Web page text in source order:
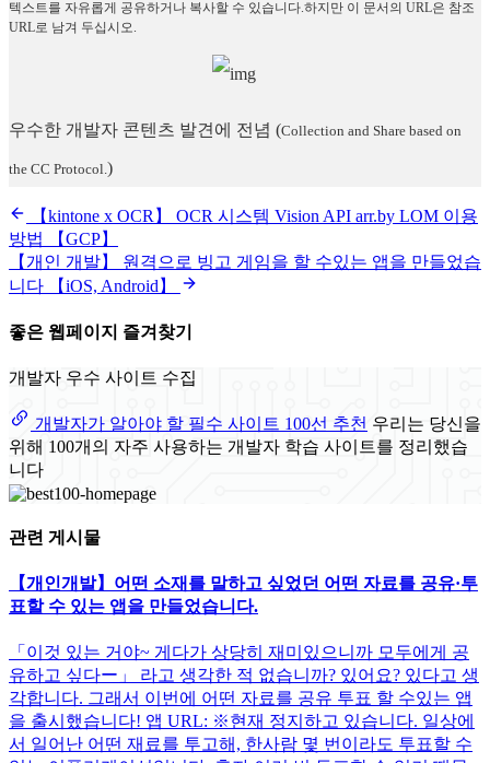
텍스트를 자유롭게 공유하거나 복사할 수 있습니다.하지만 이 문서의 URL은 참조
URL로 남겨 두십시오.
우수한 개발자 콘텐츠 발견에 전념 (Collection and Share based on
the CC Protocol. )
【kintone x OCR】 OCR 시스템 Vision API arr.by LOM 이용
방법 【GCP】
【개인 개발】 원격으로 빙고 게임을 할 수있는 앱을 만들었습
니다 【iOS, Android】
좋은 웹페이지 즐겨찾기
개발자 우수 사이트 수집
개발자가 알아야 할 필수 사이트 100선 추천 우리는 당신을
위해 100개의 자주 사용하는 개발자 학습 사이트를 정리했습
니다
관련 게시물
【개인개발】어떤 소재를 말하고 싶었던 어떤 자료를 공유·투
표할 수 있는 앱을 만들었습니다.
「이것 있는 거야~ 게다가 상당히 재미있으니까 모두에게 공
유하고 싶다ー」 라고 생각한 적 없습니까? 있어요? 있다고 생
각합니다. 그래서 이번에 어떤 자료를 공유 투표 할 수있는 앱
을 출시했습니다! 앱 URL: ※현재 정지하고 있습니다. 일상에
서 일어난 어떤 재료를 투고해, 한사람 몇 번이라도 투표할 수